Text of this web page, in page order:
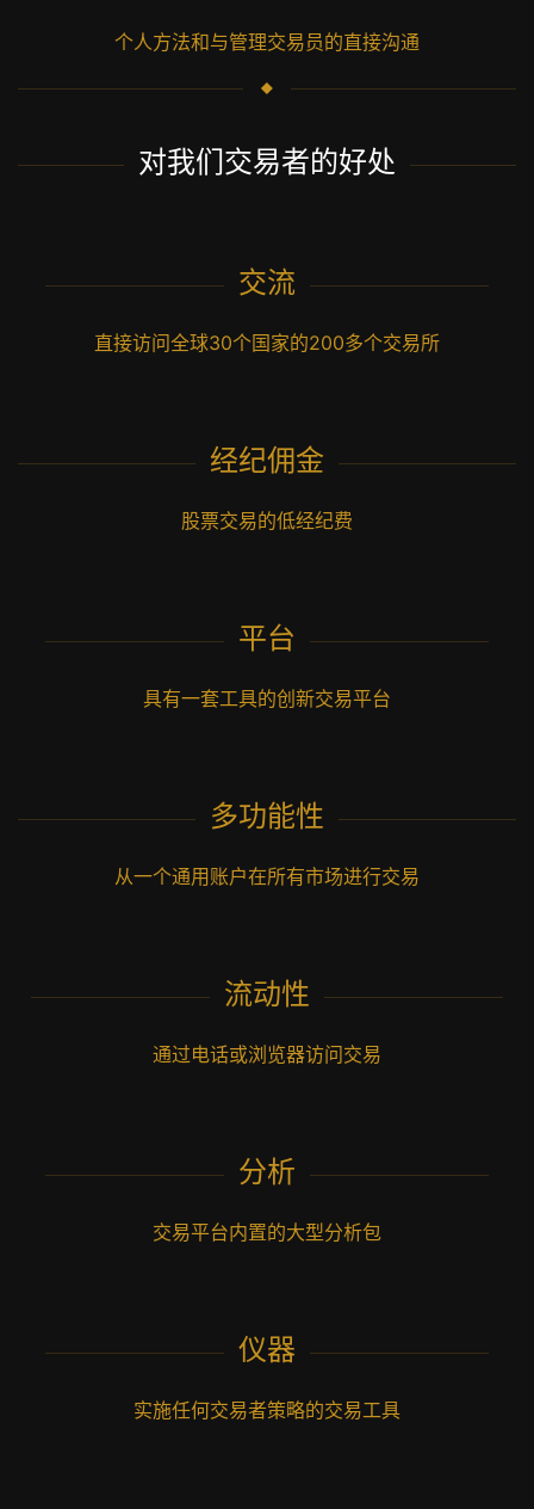
个人方法和与管理交易员的直接沟通
对我们交易者的好处
交流
直接访问全球30个国家的200多个交易所
经纪佣金
股票交易的低经纪费
平台
具有一套工具的创新交易平台
多功能性
从一个通用账户在所有市场进行交易
流动性
通过电话或浏览器访问交易
分析
交易平台内置的大型分析包
仪器
实施任何交易者策略的交易工具